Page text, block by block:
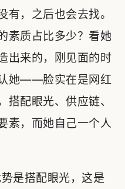
有，之后也会去找。
素质占比多少？看她
出来的，刚见面的时
她——脸实在是网红
搭配眼光、供应链、
素，而她自己一个人
是搭配眼光，这是